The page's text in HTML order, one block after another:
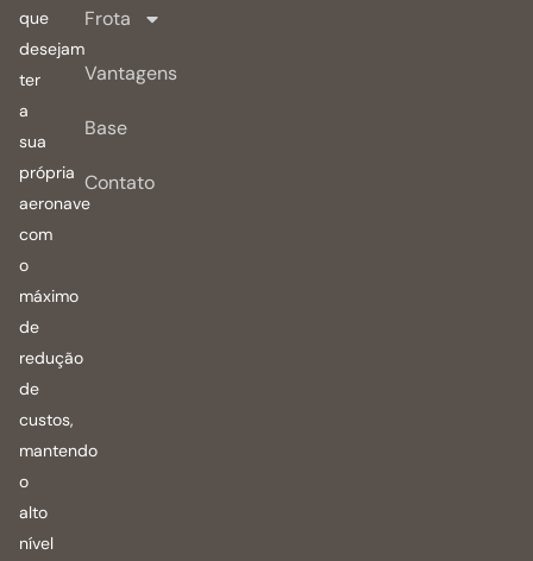
que
desejam
ter
a
sua
própria
aeronave
com
o
máximo
de
redução
de
custos,
mantendo
o
alto
nível
Frota
Vantagens
Base
Contato